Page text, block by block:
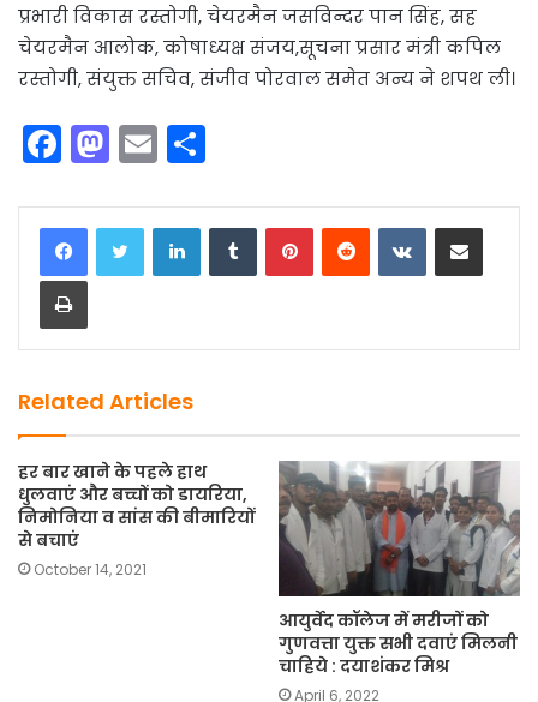
प्रभारी विकास रस्तोगी, चेयरमैन जसविन्दर पान सिंह, सह
चेयरमैन आलोक, कोषाध्यक्ष संजय,सूचना प्रसार मंत्री कपिल
रस्तोगी, संयुक्त सचिव, संजीव पोरवाल समेत अन्य ने शपथ ली।
F
c
e
b
o
k
M
st
o
o
E
ai ar
e
LinkedInTumblrPinterestReddit VKontakteShare via Email
Print
Related Articles
हर बार खाने के पहले हाथ
धुलवाएं और बच्चों को डायरिया,
निमोनिया व सांस की बीमारियों
से बचाएं
October 14, 2021
आयुर्वेद कॉलेज में मरीजों को
गुणवत्ता युक्त सभी दवाएं मिलनी
चाहिये : दयाशंकर मिश्र
April 6, 2022